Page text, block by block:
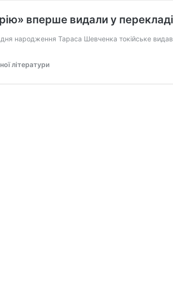
вперше видали у
дня народження Тараса Шевченка токійське
літератури